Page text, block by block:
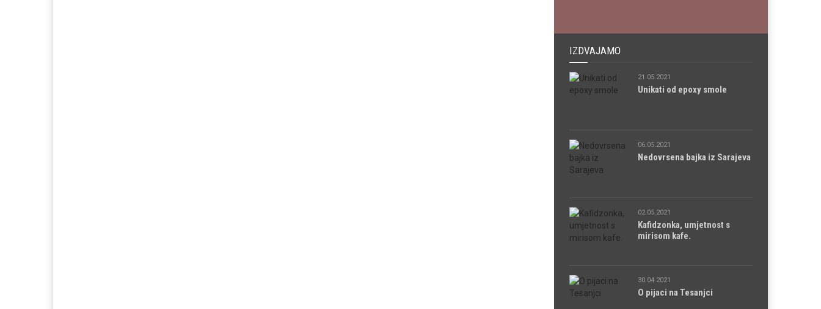
IZDVAJAMO
21.05.2021
Unikati od epoxy smole
06.05.2021
Nedovrsena bajka iz Sarajeva
02.05.2021
Kafidzonka, umjetnost s
mirisom kafe.
30.04.2021
O pijaci na Tesanjci